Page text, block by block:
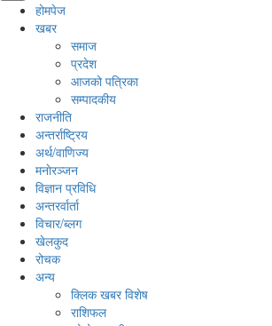
होमपेज
खबर
समाज
प्रदेश
आजको पत्रिका
सम्पादकीय
राजनीति
अन्तर्राष्ट्रिय
अर्थ/वाणिज्य
मनाेरञ्जन
विज्ञान प्रविधि
अन्तरर्वार्ता
विचार/ब्लग
खेलकुद
रोचक
अन्य
क्लिक खबर विशेष
राशिफल